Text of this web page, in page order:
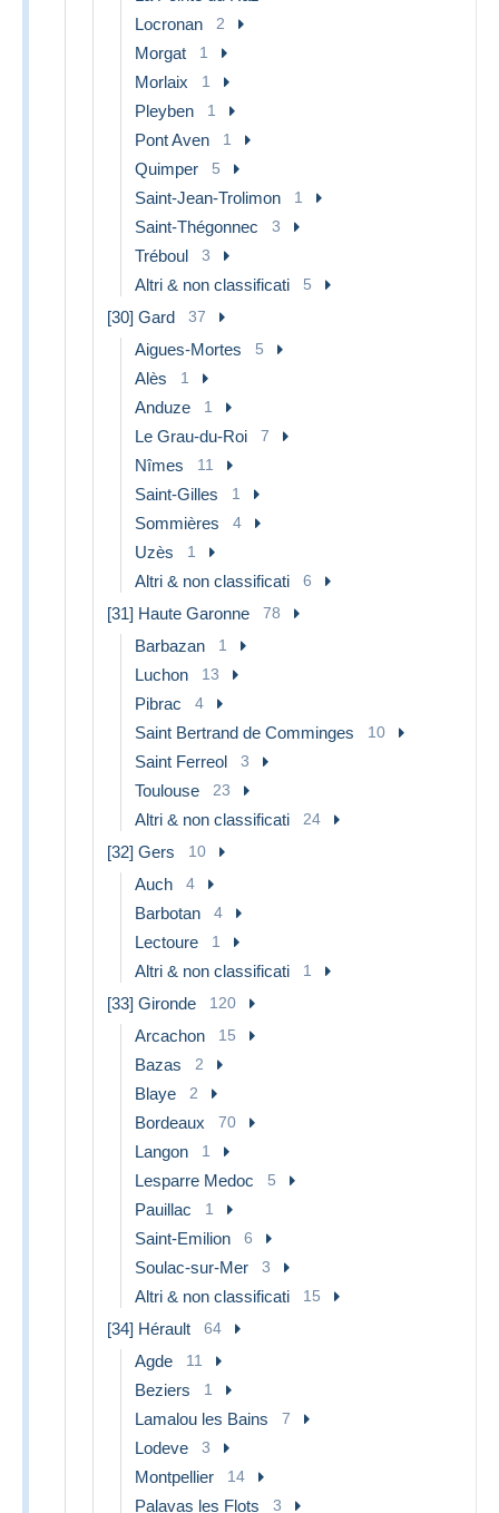
Locronan 2
Morgat 1
Morlaix 1
Pleyben 1
Pont Aven 1
Quimper 5
Saint-Jean-Trolimon 1
Saint-Thégonnec 3
Tréboul 3
Altri & non classificati 5
[30] Gard 37
Aigues-Mortes 5
Alès 1
Anduze 1
Le Grau-du-Roi 7
Nîmes 11
Saint-Gilles 1
Sommières 4
Uzès 1
Altri & non classificati 6
[31] Haute Garonne 78
Barbazan 1
Luchon 13
Pibrac 4
Saint Bertrand de Comminges 10
Saint Ferreol 3
Toulouse 23
Altri & non classificati 24
[32] Gers 10
Auch 4
Barbotan 4
Lectoure 1
Altri & non classificati 1
[33] Gironde 120
Arcachon 15
Bazas 2
Blaye 2
Bordeaux 70
Langon 1
Lesparre Medoc 5
Pauillac 1
Saint-Emilion 6
Soulac-sur-Mer 3
Altri & non classificati 15
[34] Hérault 64
Agde 11
Beziers 1
Lamalou les Bains 7
Lodeve 3
Montpellier 14
Palavas les Flots 3